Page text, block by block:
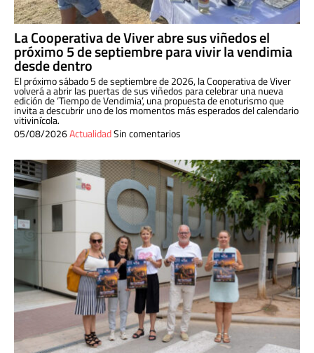
La Cooperativa de Viver abre sus viñedos el
próximo 5 de septiembre para vivir la vendimia
desde dentro
El próximo sábado 5 de septiembre de 2026, la Cooperativa de Viver
volverá a abrir las puertas de sus viñedos para celebrar una nueva
edición de ‘Tiempo de Vendimia’, una propuesta de enoturismo que
invita a descubrir uno de los momentos más esperados del calendario
vitivinícola.
05/08/2026ActualidadSin comentarios